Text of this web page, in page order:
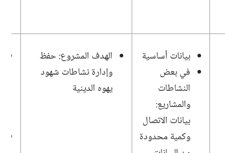
بيانات أساسية
في بعض
النشاطات
والمشاريع:‏
بيانات الاتصال
وكمية محدودة
الهدف المشروع:‏ حفظ
وإدارة نشاطات شهود
يهوه الدينية